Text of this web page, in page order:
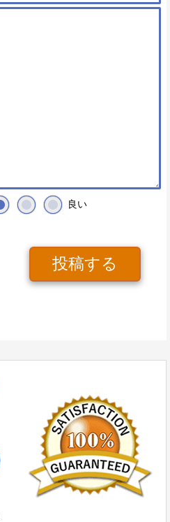
良い
投稿する